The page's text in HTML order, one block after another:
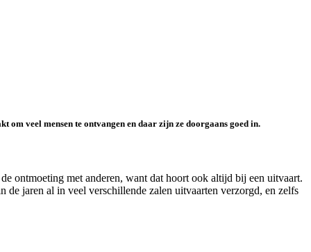
veel mensen te ontvangen en daar zijn ze doorgaans goed in.
ontmoeting met anderen, want dat hoort ook altijd bij een uitvaart.
jaren al in veel verschillende zalen uitvaarten verzorgd, en zelfs